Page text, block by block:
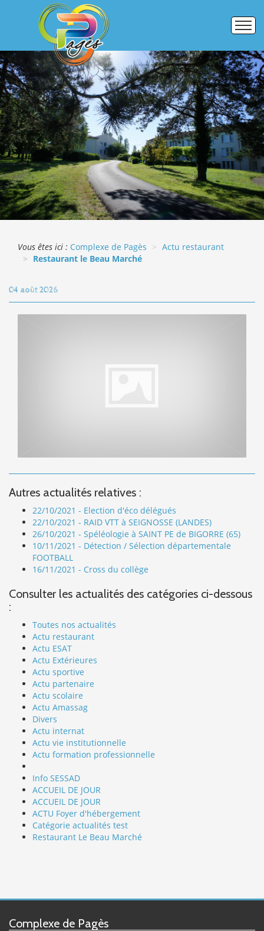
Accueil
Établissements
Pôle formation
Activités commerciales
Galerie photos
ERASMUS +
Vous êtes ici : Complexe de Pagès
Actu restaurant
Restaurant le Beau Marché
04 août 2026
Autres actualités relatives :
22/10/2021 - Election d'éco délégués
22/10/2021 - RAID VTT à SEIGNOSSE (LANDES)
26/10/2021 - Spéléologie à SAINT PE de BIGORRE (65)
10/11/2021 - Détection / Sélection départementale
FOOTBALL
16/11/2021 - Cross du collège
Consulter les actualités des catégories ci-dessous
:
Toutes nos actualités
Actu restaurant
Actu ESAT
Actu Extérieures
Actu sportive
Actu partenaire
Actu scolaire
Actu Amassag
Divers
Actu internat
Actu vie institutionnelle
Actu formation professionnelle
Info SESSAD
ACCUEIL DE JOUR
ACCUEIL DE JOUR
ACTU Foyer d'hébergement
Catégorie actualités test
Restaurant Le Beau Marché
Complexe de Pagès